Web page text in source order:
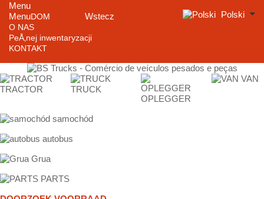
Menu
Menu
Wstecz
DOM
O NAS
PeÅ‚nej inwentaryzacji
KONTAKT
Polski
TRACTOR
TRUCK
OPLEGGER
VAN
samochód
autobus
Grua
PARTS